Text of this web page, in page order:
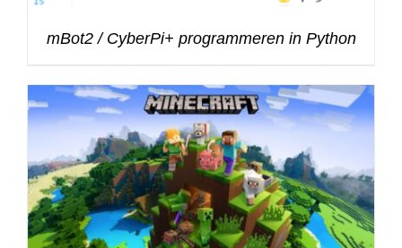
mBot2 / CyberPi+ programmeren in Python